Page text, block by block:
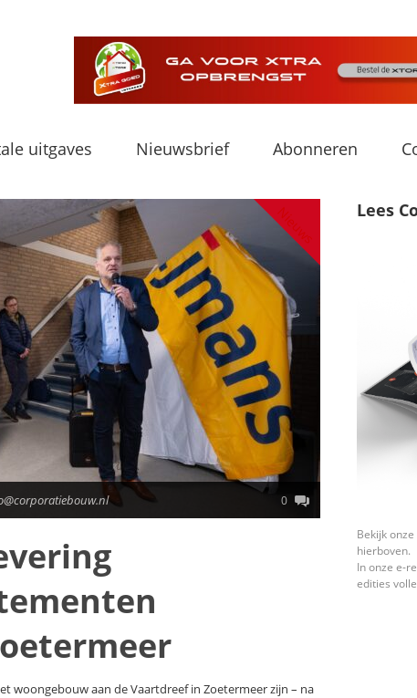
uitgaves Nieuwsbrief Abonneren
Nieuws
0
woongebouw aan de Vaartdreef in Zoetermeer zijn – na
Lees
Bekijk
hierboven.
In onze e-
edities